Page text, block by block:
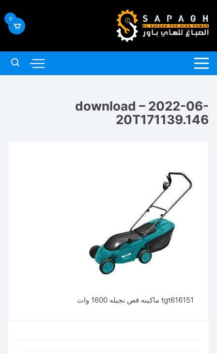
إلى
المحتوى
0
download – 2022-06-
20T171139.146
tgt616151 ماكينه قص نجيله 1600 وات